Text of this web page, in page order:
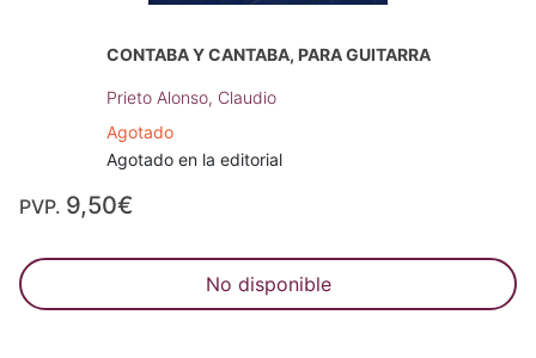
CONTABA Y CANTABA, PARA GUITARRA
Prieto Alonso, Claudio
Agotado
Agotado en la editorial
PVP. 9,50€
No disponible